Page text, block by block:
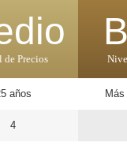
de Precios
años
4